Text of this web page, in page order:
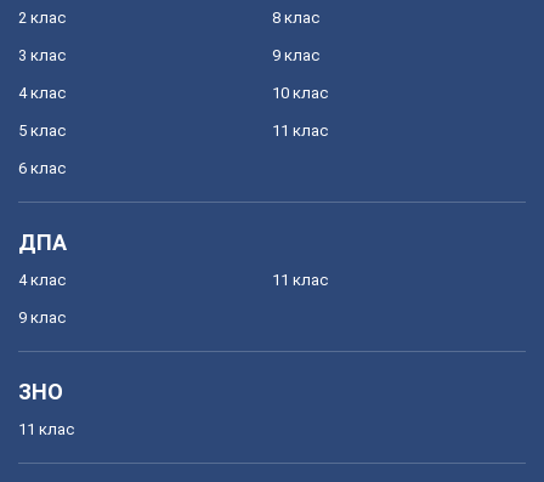
2 клас
3 клас
4 клас
5 клас
6 клас
8 клас
9 клас
10 клас
11 клас
ДПА
4 клас
9 клас
11 клас
ЗНО
11 клас